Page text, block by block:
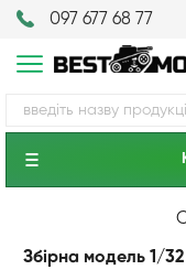
097 677 68 77
Збірна модель 1/